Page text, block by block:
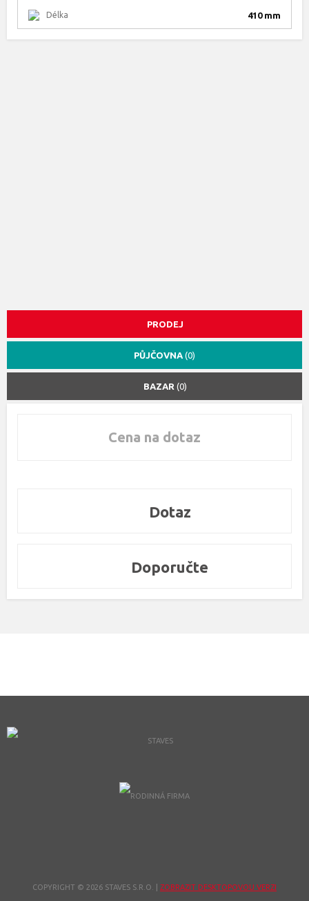
Délka 410 mm
PRODEJ
PŮJČOVNA (0)
BAZAR (0)
Cena na dotaz
Dotaz
Doporučte
COPYRIGHT © 2026 STAVES S.R.O. ZOBRAZIT DESKTOPOVOU VERZI